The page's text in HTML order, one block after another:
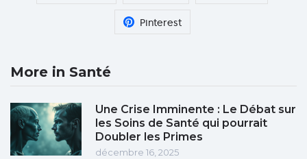
Pinterest
More in Santé
Une Crise Imminente : Le Débat sur
les Soins de Santé qui pourrait
Doubler les Primes
décembre 16, 2025